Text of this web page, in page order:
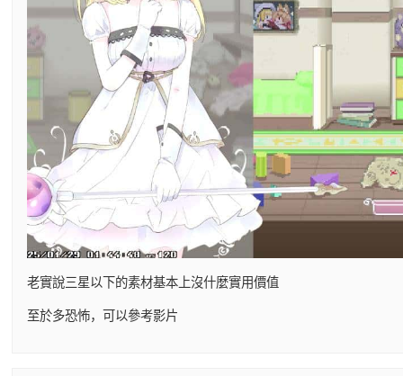
老實說三星以下的素材基本上沒什麼實用價值
至於多恐怖，可以參考影片